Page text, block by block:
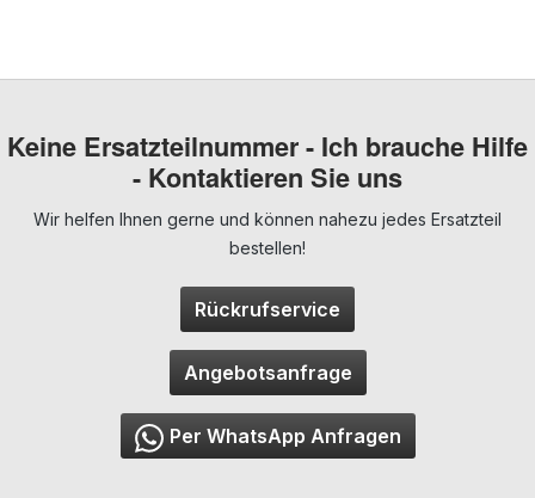
Keine Ersatzteilnummer - Ich brauche Hilfe
- Kontaktieren Sie uns
Wir helfen Ihnen gerne und können nahezu jedes Ersatzteil
bestellen!
Rückrufservice
Angebotsanfrage
Per WhatsApp Anfragen